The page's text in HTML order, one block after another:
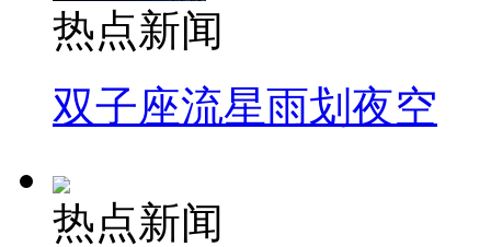
热点新闻
双子座流星雨划夜空
热点新闻